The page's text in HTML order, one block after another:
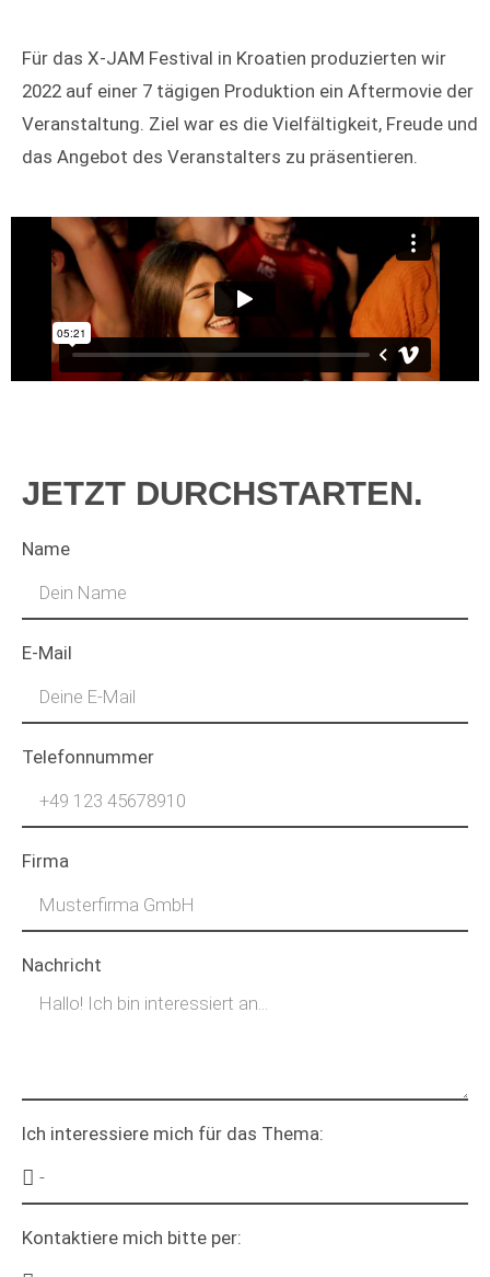
Für das X-JAM Festival in Kroatien produzierten wir
2022 auf einer 7 tägigen Produktion ein Aftermovie der
Veranstaltung. Ziel war es die Vielfältigkeit, Freude und
das Angebot des Veranstalters zu präsentieren.
JETZT DURCHSTARTEN.
Name
E-Mail
Telefonnummer
Firma
Nachricht
Ich interessiere mich für das Thema:
Kontaktiere mich bitte per: